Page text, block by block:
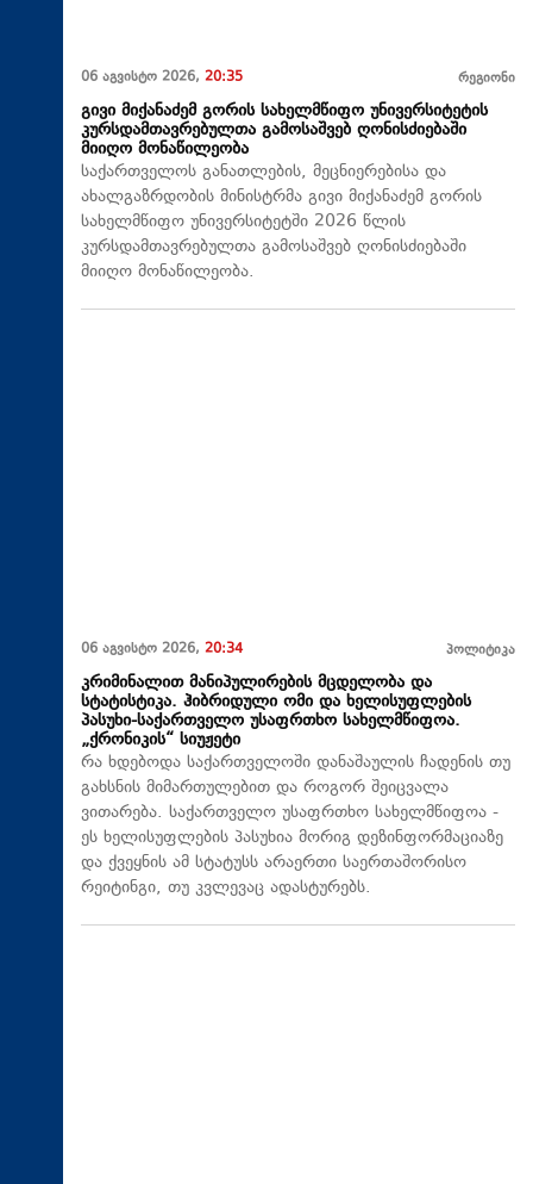
06 აგვისტო 2026, 20:35 რეგიონი
გივი მიქანაძემ გორის სახელმწიფო უნივერსიტეტის
კურსდამთავრებულთა გამოსაშვებ ღონისძიებაში
მიიღო მონაწილეობა
საქართველოს განათლების, მეცნიერებისა და
ახალგაზრდობის მინისტრმა გივი მიქანაძემ გორის
სახელმწიფო უნივერსიტეტში 2026 წლის
კურსდამთავრებულთა გამოსაშვებ ღონისძიებაში
მიიღო მონაწილეობა.
06 აგვისტო 2026, 20:34 პოლიტიკა
კრიმინალით მანიპულირების მცდელობა და
სტატისტიკა. ჰიბრიდული ომი და ხელისუფლების
პასუხი-საქართველო უსაფრთხო სახელმწიფოა.
„ქრონიკის“ სიუჟეტი
რა ხდებოდა საქართველოში დანაშაულის ჩადენის თუ
გახსნის მიმართულებით და როგორ შეიცვალა
ვითარება. საქართველო უსაფრთხო სახელმწიფოა -
ეს ხელისუფლების პასუხია მორიგ დეზინფორმაციაზე
და ქვეყნის ამ სტატუსს არაერთი საერთაშორისო
რეიტინგი, თუ კვლევაც ადასტურებს.